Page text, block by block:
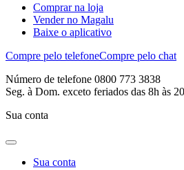
Comprar na loja
Vender no Magalu
Baixe o aplicativo
Compre pelo telefoneCompre pelo chat
Número de telefone 0800 773 3838
Seg. à Dom. exceto feriados das 8h às
Sua conta
Sua conta